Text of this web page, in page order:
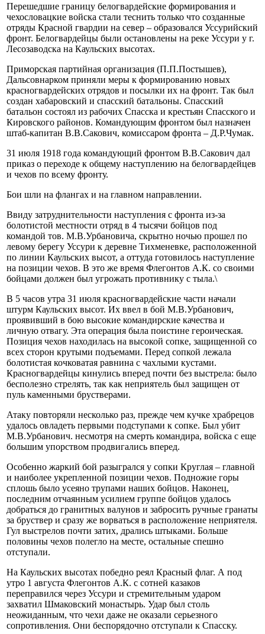
Перешедшие границу белогвардейские формирования и
чехословацкие войска стали теснить только что созданные
отряды Красной гвардии на север – образовался Уссурийский
фронт. Белогвардейцы были остановлены на реке Уссури у г.
Лесозаводска на Каульских высотах.
Приморская партийная организация (П.П.Постышев),
Дальсовнарком приняли меры к формированию новых
красногвардейских отрядов и посылки их на фронт. Так был
создан хабаровский и спасский батальоны. Спасский
батальон состоял из рабочих Спасска и крестьян Спасского и
Кировского районов. Командующим фронтом был назначен
штаб-капитан В.В.Сакович, комиссаром фронта – Д.Р.Чумак.
31 июля 1918 года командующий фронтом В.В.Сакович дал
приказ о переходе к общему наступлению на белогвардейцев
и чехов по всему фронту.
Бои шли на флангах и на главном направлении.
Ввиду затруднительности наступления с фронта из-за
болотистой местности отряд в 4 тысячи бойцов под
командой тов. М.В.Урбановича, скрытно ночью прошел по
левому берегу Уссури к деревне Тихменевке, расположенной
по линии Каульских высот, а оттуда готовилось наступление
на позиции чехов. В это же время Флегонтов А.К. со своими
бойцами должен был угрожать противнику с тыла.\
В 5 часов утра 31 июля красногвардейские части начали
штурм Каульских высот. Их ввел в бой М.В.Урбанович,
проявивший в бою высокие командирские качества и
личную отвагу. Эта операция была поистине героическая.
Позиция чехов находилась на высокой сопке, защищенной со
всех сторон крутыми подъемами. Перед сопкой лежала
болотистая кочковатая равнина с чахлыми кустами.
Красногвардейцы кинулись вперед почти без выстрела: было
бесполезно стрелять, так как неприятель был защищен от
пуль каменными брустверами.
Атаку повторяли несколько раз, прежде чем кучке храбрецов
удалось овладеть первыми подступами к сопке. Был убит
М.В.Урбанович. несмотря на смерть командира, войска с еще
большим упорством продвигались вперед.
Особенно жаркий бой разыгрался у сопки Круглая – главной
и наиболее укрепленной позиции чехов. Подножие горы
сплошь было усеяно трупами наших бойцов. Наконец,
последним отчаянным усилием группе бойцов удалось
добраться до гранитных валунов и забросить ручные гранаты
за бруствер и сразу же ворваться в расположение неприятеля.
Гул выстрелов почти затих, дрались штыками. Больше
половины чехов полегло на месте, остальные спешно
отступали.
На Каульских высотах победно реял Красный флаг. А под
утро 1 августа Флегонтов А.К. с сотней казаков
переправился через Уссури и стремительным ударом
захватил Шмаковский монастырь. Удар был столь
неожиданным, что чехи даже не оказали серьезного
сопротивления. Они беспорядочно отступали к Спасску.